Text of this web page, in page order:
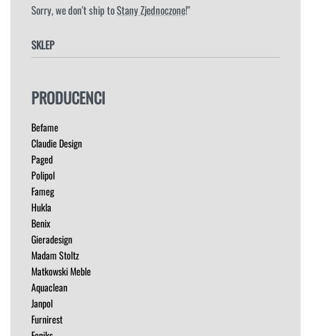
Sorry, we don't ship toStany Zjednoczone!"
SKLEP
HOKERY
ŁÓŻKA
MEBLE RTV
NAROŻNIKI
OUTLET
PUFY
SOFY
STOLIKI
STOŁY
SZAFKI I KOMODY
PRODUCENCI
Befame
Claudie Design
Paged
Polipol
Fameg
Hukla
Benix
Gieradesign
Madam Stoltz
Matkowski Meble
Aquaclean
Janpol
Furnirest